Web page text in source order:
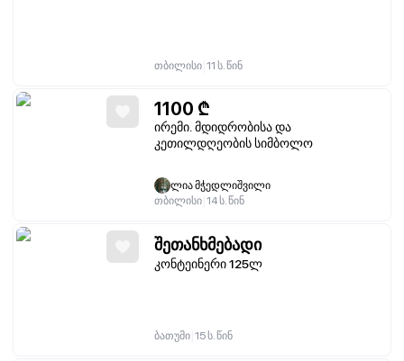
თბილისი 11 ს. წინ
1100 ₾
ირემი. მდიდრობისა და
კეთილდღეობის სიმბოლო
ლია მჭედლიშვილი
თბილისი 14 ს. წინ
შეთანხმებადი
კონტეინერი 125ლ
ბათუმი 15 ს. წინ